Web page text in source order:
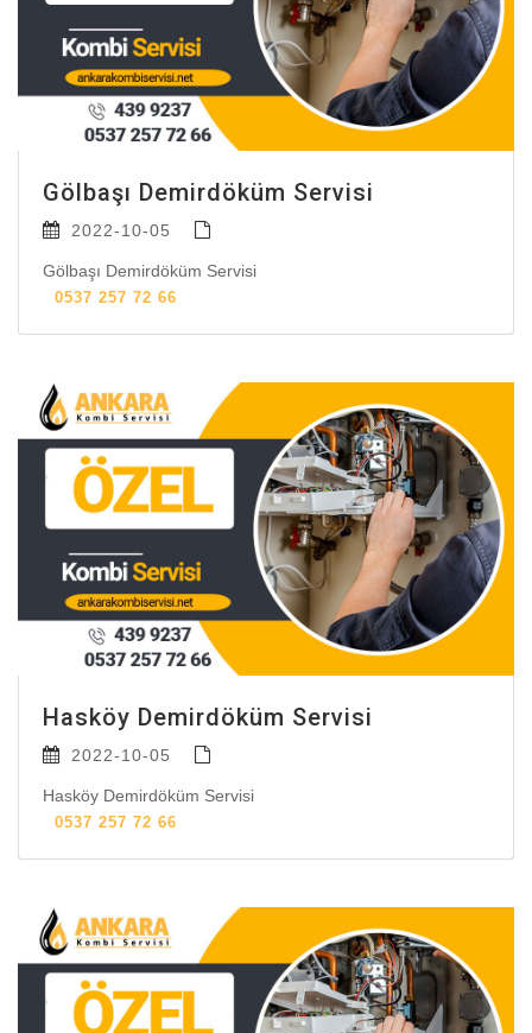
Gölbaşı Demirdöküm Servisi
2022-10-05
Gölbaşı Demirdöküm Servisi
0537 257 72 66
Hasköy Demirdöküm Servisi
2022-10-05
Hasköy Demirdöküm Servisi
0537 257 72 66